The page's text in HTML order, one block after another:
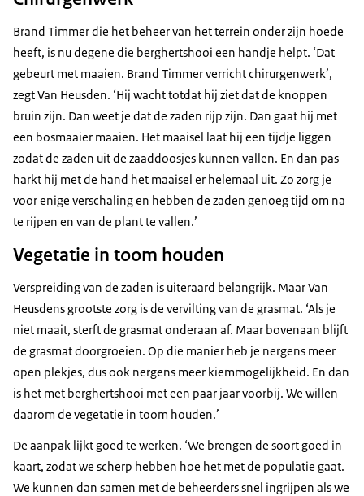
Brand Timmer die het beheer van het terrein onder zijn hoede
heeft, is nu degene die berghertshooi een handje helpt. ‘Dat
gebeurt met maaien. Brand Timmer verricht chirurgenwerk’,
zegt Van Heusden. ‘Hij wacht totdat hij ziet dat de knoppen
bruin zijn. Dan weet je dat de zaden rijp zijn. Dan gaat hij met
een bosmaaier maaien. Het maaisel laat hij een tijdje liggen
zodat de zaden uit de zaaddoosjes kunnen vallen. En dan pas
harkt hij met de hand het maaisel er helemaal uit. Zo zorg je
voor enige verschaling en hebben de zaden genoeg tijd om na
te rijpen en van de plant te vallen.’
Vegetatie in toom houden
Verspreiding van de zaden is uiteraard belangrijk. Maar Van
Heusdens grootste zorg is de vervilting van de grasmat. ‘Als je
niet maait, sterft de grasmat onderaan af. Maar bovenaan blijft
de grasmat doorgroeien. Op die manier heb je nergens meer
open plekjes, dus ook nergens meer kiemmogelijkheid. En dan
is het met berghertshooi met een paar jaar voorbij. We willen
daarom de vegetatie in toom houden.’
De aanpak lijkt goed te werken. ‘We brengen de soort goed in
kaart, zodat we scherp hebben hoe het met de populatie gaat.
We kunnen dan samen met de beheerders snel ingrijpen als we